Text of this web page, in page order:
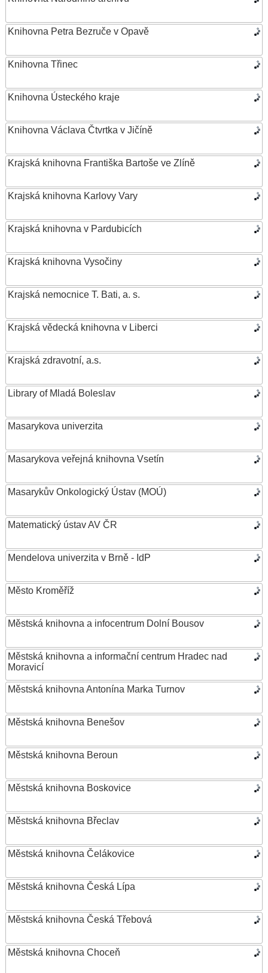
Knihovna Petra Bezruče v Opavě
Knihovna Třinec
Knihovna Ústeckého kraje
Knihovna Václava Čtvrtka v Jičíně
Krajská knihovna Františka Bartoše ve Zlíně
Krajská knihovna Karlovy Vary
Krajská knihovna v Pardubicích
Krajská knihovna Vysočiny
Krajská nemocnice T. Bati, a. s.
Krajská vědecká knihovna v Liberci
Krajská zdravotní, a.s.
Library of Mladá Boleslav
Masarykova univerzita
Masarykova veřejná knihovna Vsetín
Masarykův Onkologický Ústav (MOÚ)
Matematický ústav AV ČR
Mendelova univerzita v Brně - IdP
Město Kroměříž
Městská knihovna a infocentrum Dolní Bousov
Městská knihovna a informační centrum Hradec nad
Moravicí
Městská knihovna Antonína Marka Turnov
Městská knihovna Benešov
Městská knihovna Beroun
Městská knihovna Boskovice
Městská knihovna Břeclav
Městská knihovna Čelákovice
Městská knihovna Česká Lípa
Městská knihovna Česká Třebová
Městská knihovna Choceň